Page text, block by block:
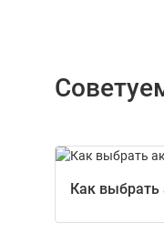
Как выбрать